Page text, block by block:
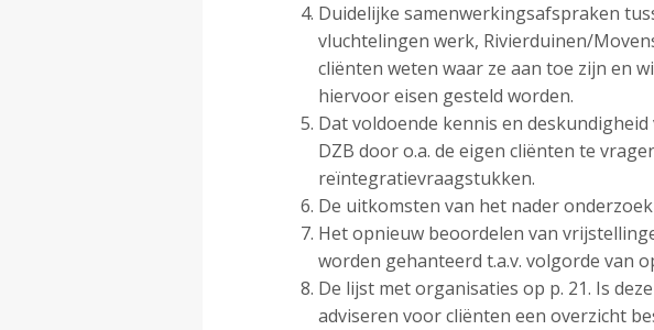
Duidelijke samenwerkingsafspraken
vluchtelingen werk, Rivierduinen/
cliënten weten waar ze aan toe zijn en
hiervoor eisen gesteld worden.
Dat voldoende kennis en
DZB door o.a. de eigen cliënten te
reïntegratievraagstukken.
De uitkomsten van het nader
Het opnieuw beoordelen van
worden gehanteerd t.a.v. volgorde van
De lijst met organisaties op p. 21. Is
adviseren voor cliënten een overzicht